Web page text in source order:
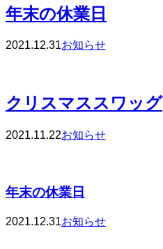
年末の休業日
2021.12.31お知らせ
クリスマススワッグ
2021.11.22お知らせ
年末の休業日
2021.12.31お知らせ